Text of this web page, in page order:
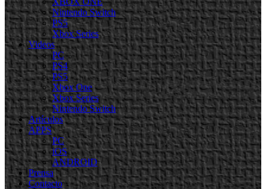
Nintendo Switch
PS5
Xbox Series
Videos
PC
PS4
PS5
Xbox One
Xbox Series
Nintendo Switch
Artículos
APPS
PC
iOS
ANDROID
Prensa
Contacto